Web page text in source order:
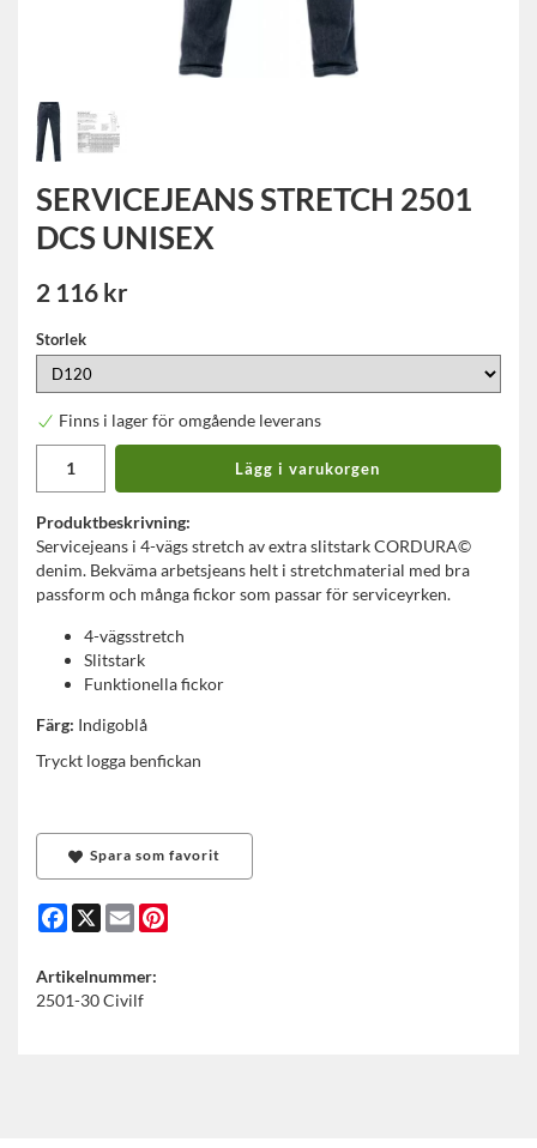
SERVICEJEANS STRETCH 2501
DCS UNISEX
2 116 kr
Storlek
Finns i lager för omgående leverans
Lägg i varukorgen
Produktbeskrivning:
Servicejeans i 4-vägs stretch av extra slitstark CORDURA©
denim. Bekväma arbetsjeans helt i stretchmaterial med bra
passform och många fickor som passar för serviceyrken.
4-vägsstretch
Slitstark
Funktionella fickor
Färg: Indigoblå
Tryckt logga benfickan
Spara som favorit
Facebook
X Email
Artikelnummer:
2501-30 Civilf